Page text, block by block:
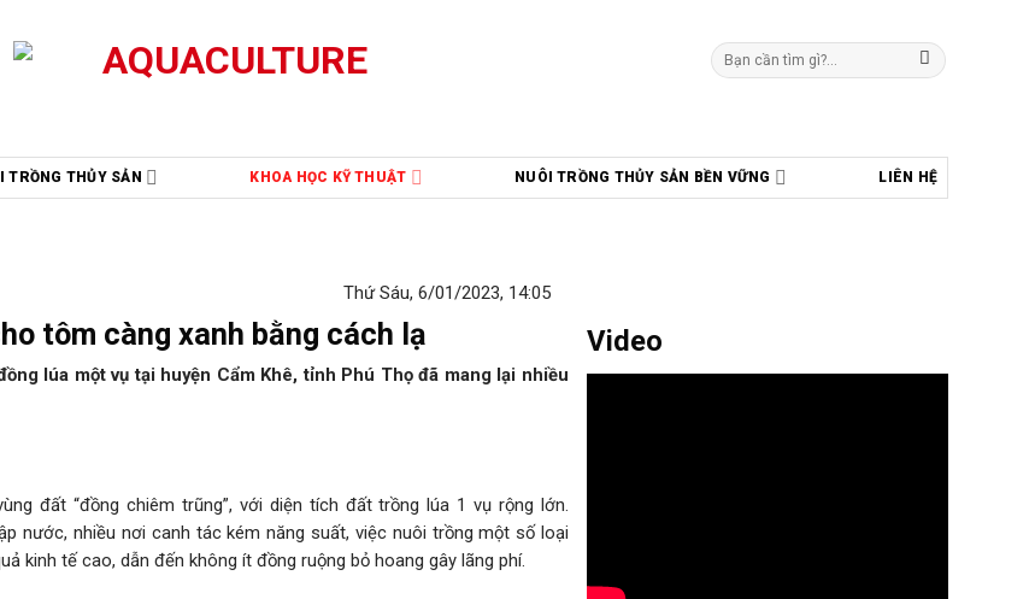
Tìm
kiếm:
TRỒNG THỦY SẢN KHOA HỌC KỸ THUẬT NUÔI TRỒNG THỦY SẢN BỀN VỮNG LIÊN HỆ
Thứ Sáu, 6/01/2023, 14:05
tôm càng xanh bằng cách lạ
lúa một vụ tại huyện Cẩm Khê, tỉnh Phú Thọ đã mang lại nhiều
đất “đồng chiêm trũng”, với diện tích đất trồng lúa 1 vụ rộng lớn.
nước, nhiều nơi canh tác kém năng suất, việc nuôi trồng một số loại
kinh tế cao, dẫn đến không ít đồng ruộng bỏ hoang gây lãng phí.
Video